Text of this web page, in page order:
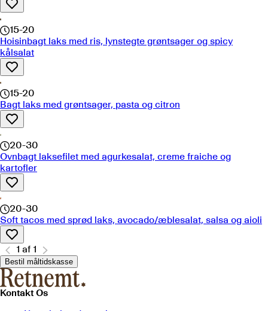
15-20
Hoisinbagt laks med ris, lynstegte grøntsager og spicy
kålsalat
15-20
Bagt laks med grøntsager, pasta og citron
20-30
Ovnbagt laksefilet med agurkesalat, creme fraiche og
kartofler
20-30
Soft tacos med sprød laks, avocado/æblesalat, salsa og aioli
1 af 1
Bestil måltidskasse
Kontakt Os